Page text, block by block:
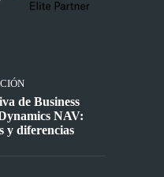
de Business
NAV:
y diferencias